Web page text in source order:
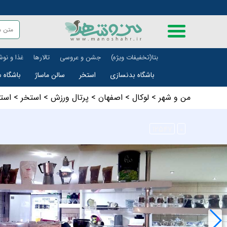
علمی و آموزشی حمل و
بتا(تخفیفات ویژه) جشن و عروسی تالارها غذا و
باشگاه بدنسازی استخر سالن ماساژ باشگاه
من و شهر > لوکال > اصفهان > پرتال ورزش > استخر >